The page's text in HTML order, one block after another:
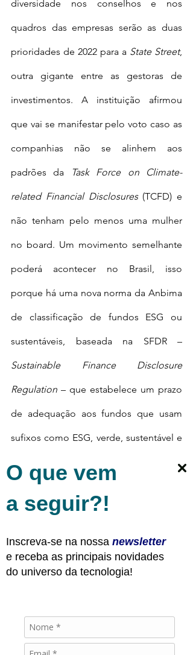
O que vem
a seguir?!
Inscreva-se na nossa newsletter
e receba as principais novidades
do universo da tecnologia!
diversidade nos conselhos e nos
quadros das empresas serão as duas
prioridades de 2022 para a State Street,
outra gigante entre as gestoras de
investimentos. A instituição afirmou
que vai se manifestar pelo voto caso as
companhias não se alinhem aos
padrões da Task Force on Climate-
related Financial Disclosures (TCFD) e
não tenham pelo menos uma mulher
no board. Um movimento semelhante
poderá acontecer no Brasil, isso
porque há uma nova norma da Anbima
de classificação de fundos ESG ou
Sustainable Finance Disclosure
Regulation – que estabelece um prazo
de adequação aos fundos que usam
sufixos como ESG, verde, sustentável e
Tanto a State Street quanto a
para tomadas de ações factíveis agindo
com ESG . A BlackRock recentemente